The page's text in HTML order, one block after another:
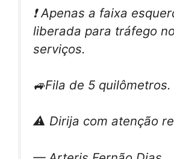
❗️ Apenas a faixa
liberada para tráfego
serviços.
🚙Fila de 5 quilômetros.
⚠ Dirija com atenção